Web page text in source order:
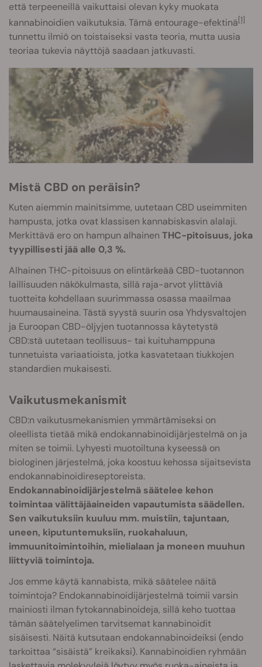
että terpeeneillä vaikuttaisi olevan kyky muokata
kannabinoidien vaikutuksia. Tämä entourage-efektinä[1]
tunnettu ilmiö on toistaiseksi vasta teoria, mutta uusia
teoriaa tukevia näyttöjä saadaan jatkuvasti.
Mistä CBD on peräisin?
Kuten aiemmin mainitsimme, uutetaan CBD useimmiten
hampusta, jotka ovat klassisen kannabiskasvin alalaji.
Merkittävä ero on hampun alhainen THC-pitoisuus, joka
tyypillisesti jää alle 0,3 %.
Alhainen THC-pitoisuus on elintärkeää CBD-tuotannon
laillisuuden näkökulmasta, sillä raja-arvot ylittäviä
tuotteita kohdellaan suurimmassa osassa maailmaa
huumausaineina. Tästä syystä suurin osa Yhdysvaltojen
ja Euroopan CBD-öljyjen tuotannossa käytetystä
CBD:stä uutetaan teollisuus- tai kuituhamppuna
tunnetuista variaatioista, jotka kasvatetaan tiukkojen
standardien mukaisesti.
Vaikutusmekanismit
CBD:n vaikutusmekanismien ymmärtämiseksi on
oleellista tietää mikä endokannabinoidijärjestelmä on ja
miten se toimii. Lyhyesti muotoiltuna kyseessä on
biologinen järjestelmä, joka koostuu kehossa sijaitsevista
endokannabinoidireseptoreista.
Endokannabinoidijärjestelmä säätelee kehon
toimintaa välittäjäaineiden vapautumista säädellen.
Sen vaikutuksiin kuuluu mm. muistiin, tajuntaan,
uneen, kiputuntemuksiin, ruokahaluun,
immuunitoimintoihin, mielialaan ja moneen muuhun
liittyviä toimintoja.
Jos emme käytä kannabista, mikä säätelee näitä
toimintoja? Endokannabinoidijärjestelmä toimii varsin
mainiosti ilman fytokannabinoideja, sillä keho tuottaa
tämän säätelyelimen tarvitsemat kannabinoidit
sisäisesti. Näitä kutsutaan endokannabinoideiksi (endo
tarkoittaa “sisäistä” kreikaksi). Kannabinoidien ryhmään